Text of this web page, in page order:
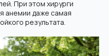
При этом хирурги
анемии даже самая
результата.